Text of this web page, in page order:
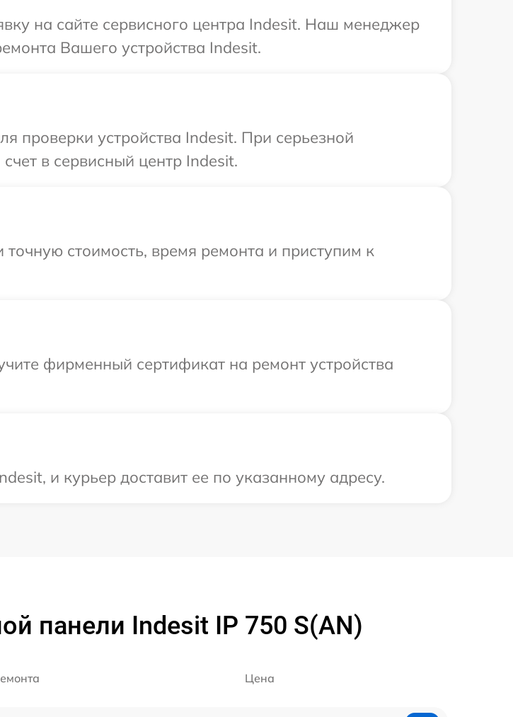
на сайте сервисного центра Indesit. Наш менеджер
Вашего устройства Indesit.
проверки устройства Indesit. При серьезной
в сервисный центр Indesit.
стоимость, время ремонта и приступим к
фирменный сертификат на ремонт устройства
и курьер доставит ее по указанному адресу.
панели Indesit IP 750 S(AN)
Цена